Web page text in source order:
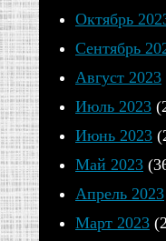
Октябрь
Сентябрь
Август 2023
Июль 2023
Июнь 2023
Май 2023
Апрель 2023
Март 2023